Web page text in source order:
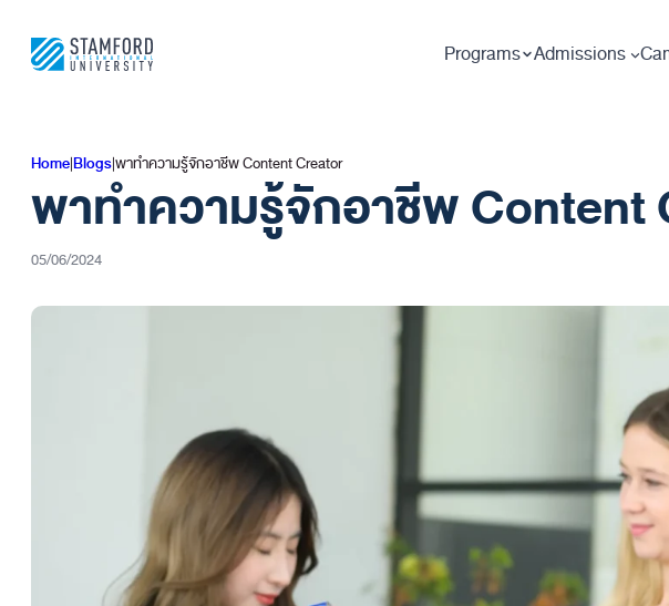
content
Programs Admissions
Home|Blogs|พาทำความรู้จักอาชีพ Content Creator
พาทำความรู้จักอาชีพ Content
05/06/2024